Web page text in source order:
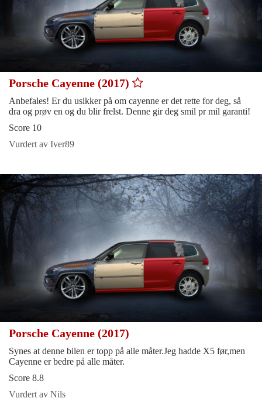
Porsche Cayenne (2017)
Anbefales! Er du usikker på om cayenne er det rette for deg, så
dra og prøv en og du blir frelst. Denne gir deg smil pr mil garanti!
Score 10
Vurdert av Iver89
Porsche Cayenne (2017)
Synes at denne bilen er topp på alle måter.Jeg hadde X5 før,men
Cayenne er bedre på alle måter.
Score 8.8
Vurdert av Nils